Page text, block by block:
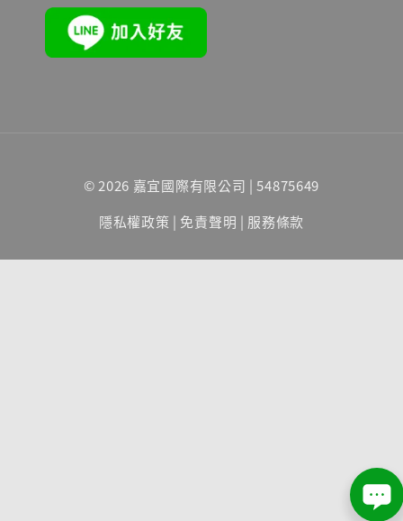
© 2026 嘉宜國際有限公司 | 54875649
隱私權政策 | 免責聲明 | 服務條款